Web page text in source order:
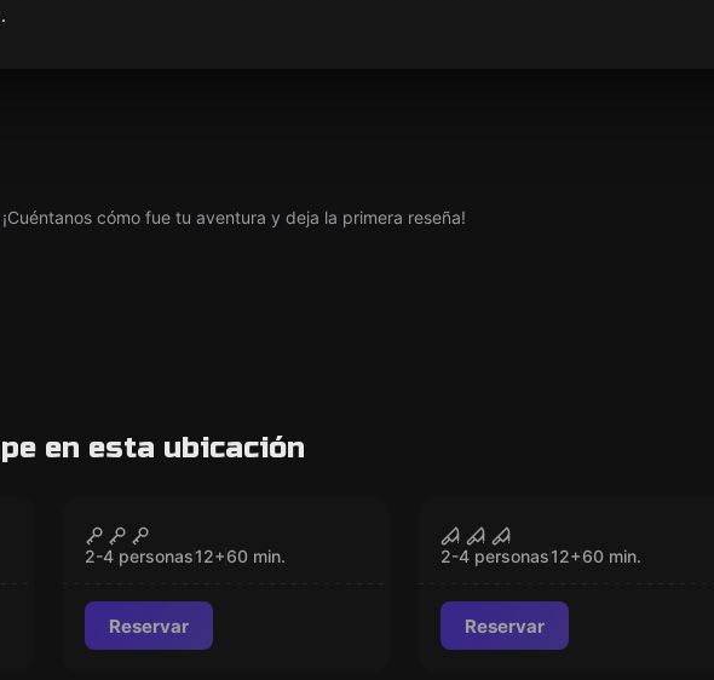
cómo fue tu aventura y deja la primera reseña!
en esta ubicación
Prince of Persia: The
Dagger of Time VR
2-4 personas12+60 min.
Reservar
Sanctum VR
2-4 personas12+60 min.
Reservar